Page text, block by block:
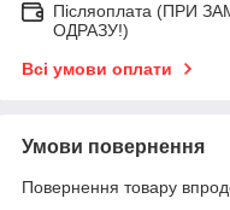
Післяоплата (ПРИ
ОДРАЗУ!)
Всі умови оплати
Умови повернення
Повернення товару